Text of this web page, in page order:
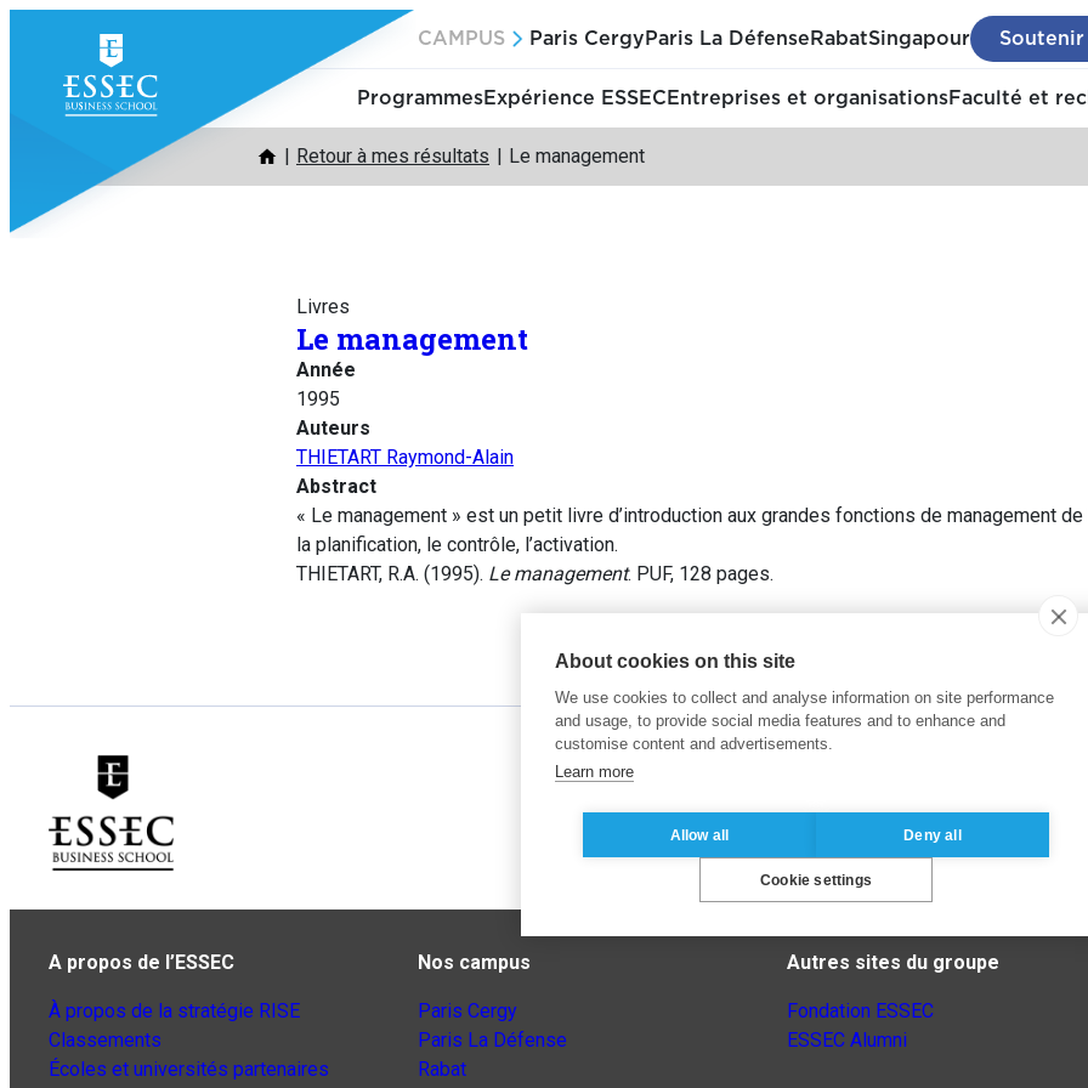
contenu
CAMPUS Paris Cergy Paris La Défense RabatSingapour Soutenir
ProgrammesExpérience ESSEC Entreprises et organisationsFaculté et
Retour à mes résultats Le management
Livres
Le management
Année
1995
Auteurs
THIETART Raymond-Alain
Abstract
« Le management » est un petit livre d’introduction aux grandes fonctions de management
la planification, le contrôle, l’activation.
THIETART, R.A. (1995). Le management. PUF, 128 pages.
A propos de l’ESSEC
À propos de la stratégie RISE
Classements
Écoles et universités partenaires
Nos campus
Paris Cergy
Paris La Défense
Rabat
Autres sites du groupe
Fondation ESSEC
ESSEC Alumni
About cookies on this site
We use cookies to collect and analyse information on site performance
and usage, to provide social media features and to enhance and
customise content and advertisements.
Learn more
Allow all Deny all
Cookie settings